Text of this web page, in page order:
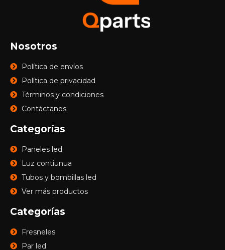
Nosotros
Política de envíos
Política de privacidad
Términos y condiciones
Contáctanos
Categorías
Paneles led
Luz contiunua
Tubos y bombillas led
Ver más productos
Categorías
Fresneles
Par led